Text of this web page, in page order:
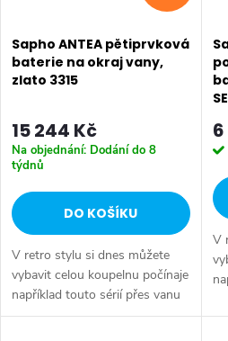
Sapho ANTEA pětiprvková
baterie na okraj vany,
zlato 3315
15 244 Kč
Na objednání: Dodání do 8
týdnů
DO KOŠÍKU
V retro stylu si dnes můžete
vybavit celou koupelnu počínaje
například touto sérií přes vanu
Retro, doplňky Diamond až po
V